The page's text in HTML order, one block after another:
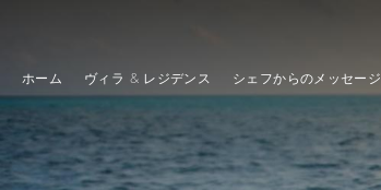
ホーム ヴィラ & レジデンス シェフからのメッセージ